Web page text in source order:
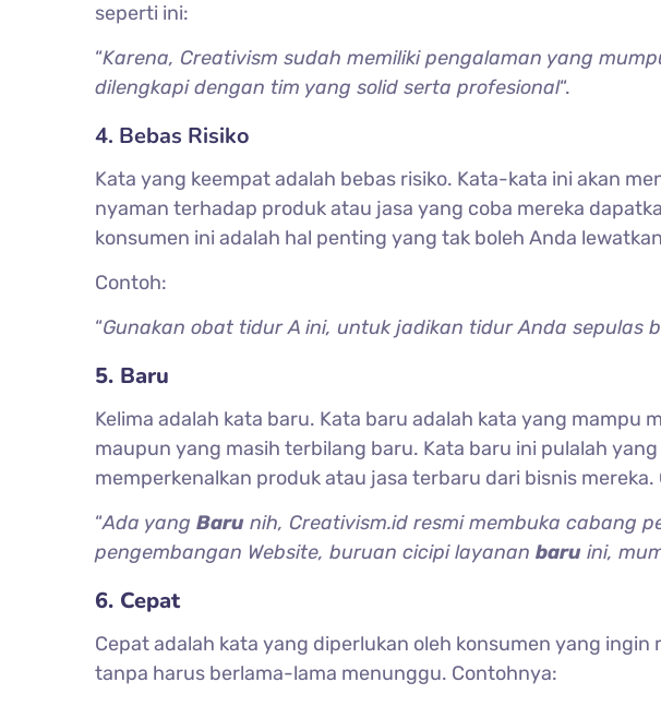
seperti ini:
“Karena, Creativism sudah memiliki pengalaman yang
dilengkapi dengan tim yang solid serta profesional“.
4. Bebas Risiko
Kata yang keempat adalah bebas risiko. Kata-kata ini akan
nyaman terhadap produk atau jasa yang coba mereka
konsumen ini adalah hal penting yang tak boleh Anda
Contoh:
“Gunakan obat tidur A ini, untuk jadikan tidur Anda sepulas
5. Baru
Kelima adalah kata baru. Kata baru adalah kata yang mampu
maupun yang masih terbilang baru. Kata baru ini pulalah
memperkenalkan produk atau jasa terbaru dari bisnis mereka.
“Ada yang Baru nih, Creativism.id resmi membuka cabang
pengembangan Website, buruan cicipi layanan baru ini,
6. Cepat
Cepat adalah kata yang diperlukan oleh konsumen yang
tanpa harus berlama-lama menunggu. Contohnya: